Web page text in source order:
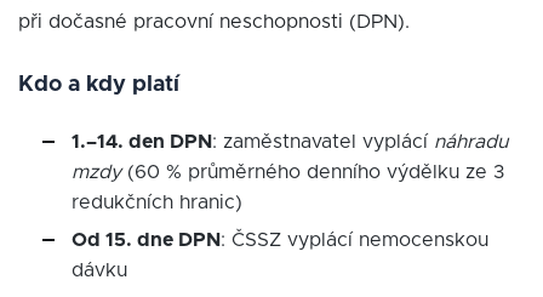
při dočasné pracovní neschopnosti (DPN).
Kdo a kdy platí
1.–14. den DPN : zaměstnavatel vyplácí náhradu
mzdy(60 % průměrného denního výdělku ze 3
redukčních hranic)
Od 15. dne DPN : ČSSZ vyplácí nemocenskou
dávku